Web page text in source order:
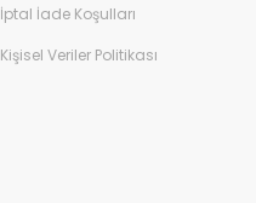
İptal İade Koşulları
Kişisel Veriler Politikası